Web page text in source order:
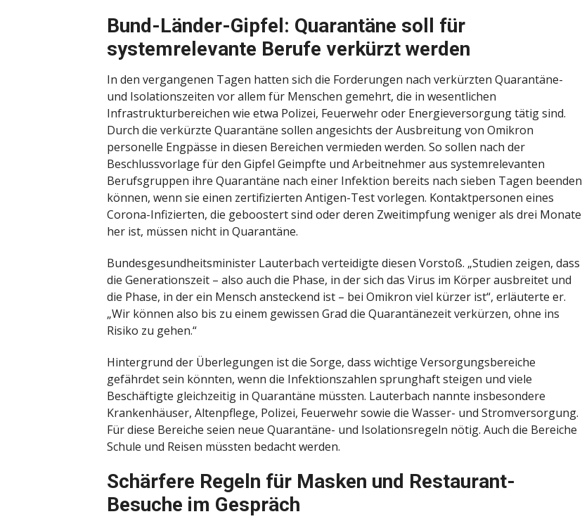
Bund-Länder-Gipfel: Quarantäne soll für
systemrelevante Berufe verkürzt werden
In den vergangenen Tagen hatten sich die Forderungen nach verkürzten Quarantäne-
und Isolationszeiten vor allem für Menschen gemehrt, die in wesentlichen
Infrastrukturbereichen wie etwa Polizei, Feuerwehr oder Energieversorgung tätig sind.
Durch die verkürzte Quarantäne sollen angesichts der Ausbreitung von Omikron
personelle Engpässe in diesen Bereichen vermieden werden. So sollen nach der
Beschlussvorlage für den Gipfel Geimpfte und Arbeitnehmer aus systemrelevanten
Berufsgruppen ihre Quarantäne nach einer Infektion bereits nach sieben Tagen beenden
können, wenn sie einen zertifizierten Antigen-Test vorlegen. Kontaktpersonen eines
Corona-Infizierten, die geboostert sind oder deren Zweitimpfung weniger als drei Monate
her ist, müssen nicht in Quarantäne.
Bundesgesundheitsminister Lauterbach verteidigte diesen Vorstoß. „Studien zeigen, dass
die Generationszeit – also auch die Phase, in der sich das Virus im Körper ausbreitet und
die Phase, in der ein Mensch ansteckend ist – bei Omikron viel kürzer ist“, erläuterte er.
„Wir können also bis zu einem gewissen Grad die Quarantänezeit verkürzen, ohne ins
Risiko zu gehen.“
Hintergrund der Überlegungen ist die Sorge, dass wichtige Versorgungsbereiche
gefährdet sein könnten, wenn die Infektionszahlen sprunghaft steigen und viele
Beschäftigte gleichzeitig in Quarantäne müssten. Lauterbach nannte insbesondere
Krankenhäuser, Altenpflege, Polizei, Feuerwehr sowie die Wasser- und Stromversorgung.
Für diese Bereiche seien neue Quarantäne- und Isolationsregeln nötig. Auch die Bereiche
Schule und Reisen müssten bedacht werden.
Schärfere Regeln für Masken und Restaurant-
Besuche im Gespräch